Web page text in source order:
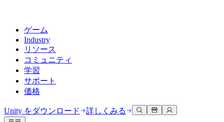
ゲーム
Industry
リソース
コミュニティ
学習
サポート
価格
Unity をダウンロード 詳しくみる